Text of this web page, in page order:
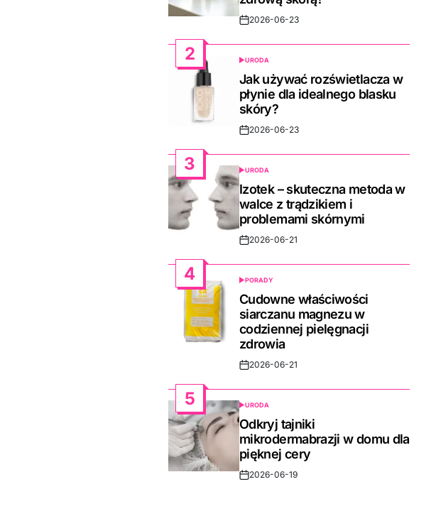
Post2026-06-23
2
POSTED
IN
URODA
Jak używać rozświetlacza w
płynie dla idealnego blasku
skóry?
Post2026-06-23
3
POSTED
IN
URODA
Izotek – skuteczna metoda w
walce z trądzikiem i
problemami skórnymi
Post2026-06-21
4
POSTED
IN
PORADY
Cudowne właściwości
siarczanu magnezu w
codziennej pielęgnacji
zdrowia
Post2026-06-21
5
POSTED
IN
URODA
Odkryj tajniki
mikrodermabrazji w domu dla
pięknej cery
Post2026-06-19